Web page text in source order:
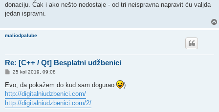
donaciju. Čak i ako nešto nedostaje - od tri neispravna napravit ću valjda
jedan ispravni.
maliodpalube
Re: [C++ / Qt] Besplatni udžbenici
P
s
t
25 kol 2019, 09:08
Evo, da pokažem do kud sam dogurao
)
http://digitalniudzbenici.com/
http://digitalniudzbenici.com/2/